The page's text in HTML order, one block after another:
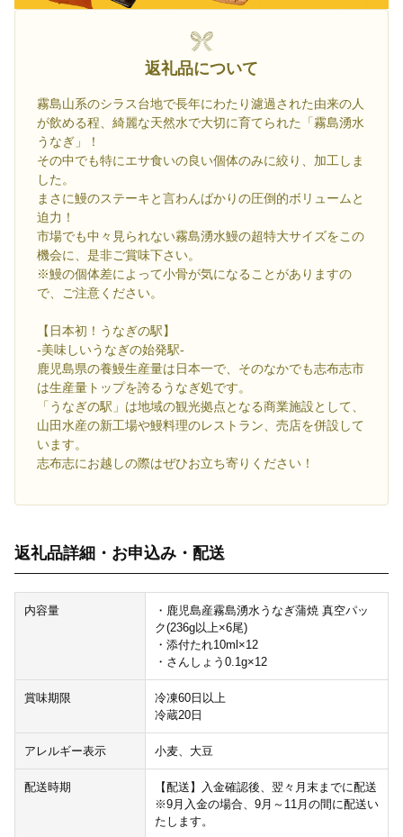
返礼品について
霧島山系のシラス台地で長年にわたり濾過された由来の人
が飲める程、綺麗な天然水で大切に育てられた「霧島湧水
うなぎ」！
その中でも特にエサ食いの良い個体のみに絞り、加工しま
した。
まさに鰻のステーキと言わんばかりの圧倒的ボリュームと
迫力！
市場でも中々見られない霧島湧水鰻の超特大サイズをこの
機会に、是非ご賞味下さい。
※鰻の個体差によって小骨が気になることがありますの
で、ご注意ください。
【日本初！うなぎの駅】
-美味しいうなぎの始発駅-
鹿児島県の養鰻生産量は日本一で、そのなかでも志布志市
は生産量トップを誇るうなぎ処です。
「うなぎの駅」は地域の観光拠点となる商業施設として、
山田水産の新工場や鰻料理のレストラン、売店を併設して
います。
志布志にお越しの際はぜひお立ち寄りください！
返礼品詳細・お申込み・配送
内容量
・鹿児島産霧島湧水うなぎ蒲焼 真空パッ
ク(236g以上×6尾)
・添付たれ10ml×12
・さんしょう0.1g×12
賞味期限
冷凍60日以上
冷蔵20日
アレルギー表示 小麦、大豆
配送時期
【配送】入金確認後、翌々月末までに配送
※9月入金の場合、9月～11月の間に配送い
たします。